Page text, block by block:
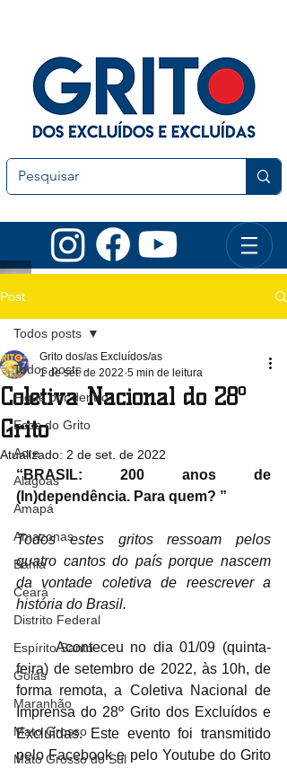
Post
Todos posts
Fique por dentro
Ecos do Grito
Acre
Alagoas
Amapá
Amazonas
Bahia
Ceará
Distrito Federal
Espírito Santo
Goiás
Maranhão
Mato Grosso
Mato Grosso do Sul
Todos posts
Coletiva Nacional do 28º
Grito
Grito dos/as Excluídos/as
1 de set. de 2022 5 min de leitura
Atualizado: 2 de set. de 2022
“BRASIL: 200 anos de
(In)dependência. Para quem? ”
Todos estes gritos ressoam pelos
quatro cantos do país porque nascem
da vontade coletiva de reescrever a
história do Brasil.
	Aconteceu no dia 01/09 (quinta-
feira) de setembro de 2022, às 10h, de
forma remota, a Coletiva Nacional de
Imprensa do 28º Grito dos Excluídos e
Excluídas. Este evento foi transmitido
pelo Facebook e pelo Youtube do Grito